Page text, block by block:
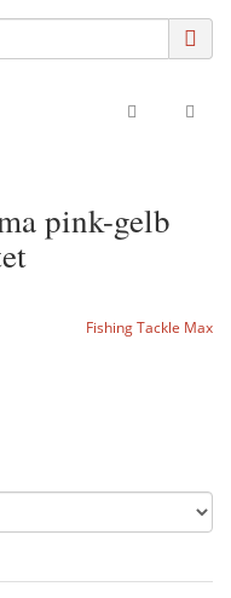
pink-gelb
Fishing Tackle Max